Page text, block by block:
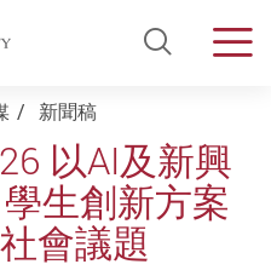
Open
新聞稿
以AI及新興
生創新方案
會議題